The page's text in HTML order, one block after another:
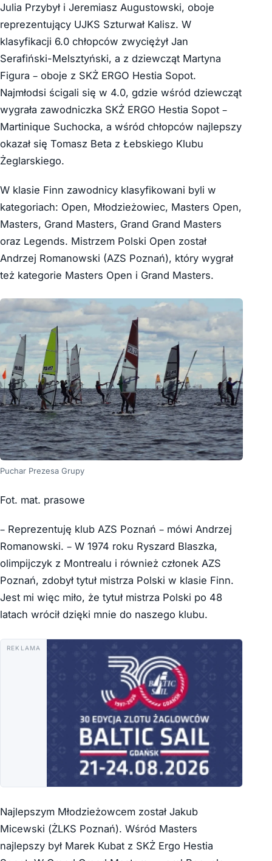
Julia Przybył i Jeremiasz Augustowski, oboje
reprezentujący UJKS Szturwał Kalisz. W
klasyfikacji 6.0 chłopców zwyciężył Jan
Serafiński-Melsztyński, a z dziewcząt Martyna
Figura – oboje z SKŻ ERGO Hestia Sopot.
Najmłodsi ścigali się w 4.0, gdzie wśród dziewcząt
wygrała zawodniczka SKŻ ERGO Hestia Sopot –
Martinique Suchocka, a wśród chłopców najlepszy
okazał się Tomasz Beta z Łebskiego Klubu
Żeglarskiego.
W klasie Finn zawodnicy klasyfikowani byli w
kategoriach: Open, Młodzieżowiec, Masters Open,
Masters, Grand Masters, Grand Grand Masters
oraz Legends. Mistrzem Polski Open został
Andrzej Romanowski (AZS Poznań), który wygrał
też kategorie Masters Open i Grand Masters.
Puchar Prezesa Grupy
Fot. mat. prasowe
– Reprezentuję klub AZS Poznań – mówi Andrzej
Romanowski. – W 1974 roku Ryszard Blaszka,
olimpijczyk z Montrealu i również członek AZS
Poznań, zdobył tytuł mistrza Polski w klasie Finn.
Jest mi więc miło, że tytuł mistrza Polski po 48
latach wrócił dzięki mnie do naszego klubu.
REKLAMA
Najlepszym Młodzieżowcem został Jakub
Micewski (ŻLKS Poznań). Wśród Masters
najlepszy był Marek Kubat z SKŻ Ergo Hestia